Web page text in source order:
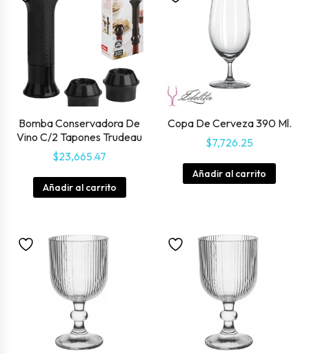
Bomba Conservadora De
Vino C/2 Tapones Trudeau
$23,665.47
Añadir al carrito
Copa De Cerveza 390 Ml.
$7,726.25
Añadir al carrito